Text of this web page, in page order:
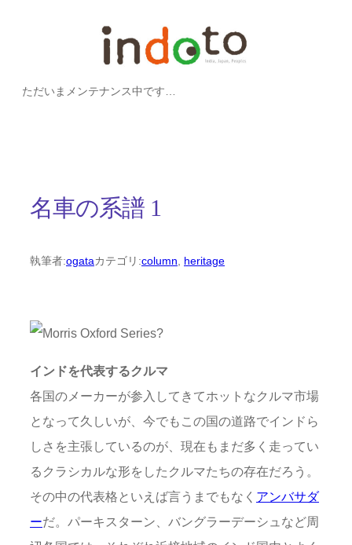
ただいまメンテナンス中です…
名車の系譜 1
執筆者:ogataカテゴリ:column heritage
インドを代表するクルマ
各国のメーカーが参入してきてホットなクルマ市場
となって久しいが、今でもこの国の道路でインドら
しさを主張しているのが、現在もまだ多く走ってい
るクラシカルな形をしたクルマたちの存在だろう。
その中の代表格といえば言うまでもなく アンバサダ
ーだ。パーキスターン、バングラーデーシュなど周